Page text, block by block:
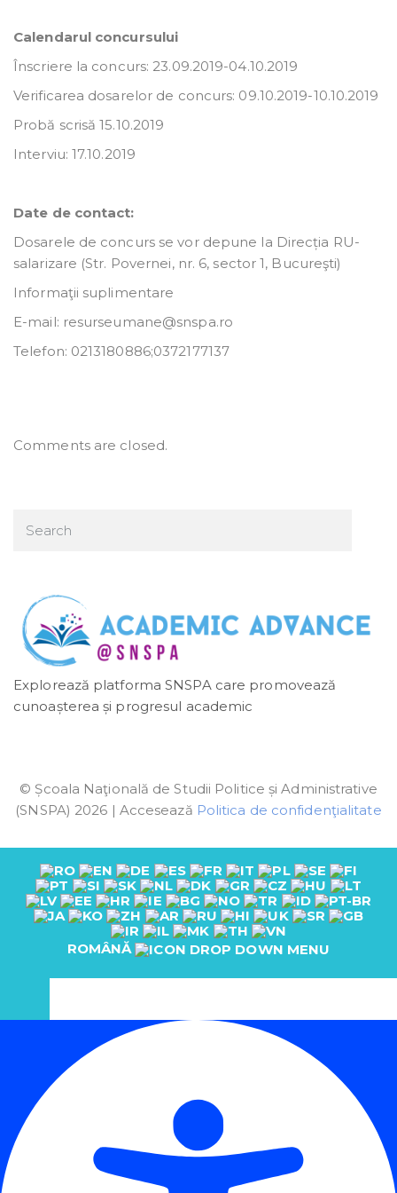
Calendarul concursului
Înscriere la concurs: 23.09.2019-04.10.2019
Verificarea dosarelor de concurs: 09.10.2019-10.10.2019
Probă scrisă 15.10.2019
Interviu: 17.10.2019
Date de contact:
Dosarele de concurs se vor depune la Direcția RU-
salarizare (Str. Povernei, nr. 6, sector 1, Bucureşti)
Informaţii suplimentare
E-mail: resurseumane@snspa.ro
Telefon: 0213180886;0372177137
Comments are closed.
Explorează platforma SNSPA care promovează
cunoașterea și progresul academic
© Școala Naţională de Studii Politice și Administrative
(SNSPA) 2026 | Accesează Politica de confidenţialitate
ROMÂNĂ